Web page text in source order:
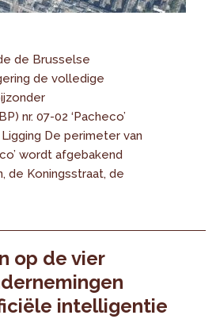
de Brusselse
de volledige
nr. 07-02 ‘Pacheco’
De perimeter van
wordt afgebakend
de Koningsstraat, de
op de vier
intelligentie